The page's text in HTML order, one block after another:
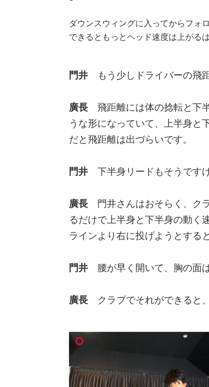
ダウンスウィングに入ってからフォ
できるともっとヘッド速度は上がる
門井 もう少しドライバーの飛
廣長 飛距離には体の捻転と下
うな形になっていて、上半身と
だと飛距離は出づらいです。
門井 下半身リードもそうです
廣長 門井さんはおそらく、ク
るだけで上半身と下半身の動く
ラインより右に投げようとする
門井 腰が早く開いて、胸の面
廣長 クラブでそれができると